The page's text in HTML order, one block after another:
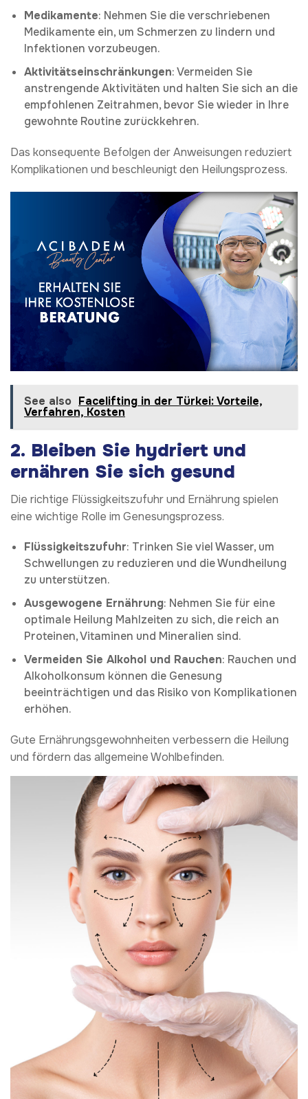
Medikamente: Nehmen Sie die verschriebenen
Medikamente ein, um Schmerzen zu lindern und
Infektionen vorzubeugen.
Aktivitätseinschränkungen: Vermeiden Sie
anstrengende Aktivitäten und halten Sie sich an die
empfohlenen Zeitrahmen, bevor Sie wieder in Ihre
gewohnte Routine zurückkehren.
Das konsequente Befolgen der Anweisungen reduziert
Komplikationen und beschleunigt den Heilungsprozess.
See also Facelifting in der Türkei: Vorteile,
Verfahren, Kosten
2. Bleiben Sie hydriert und
ernähren Sie sich gesund
Die richtige Flüssigkeitszufuhr und Ernährung spielen
eine wichtige Rolle im Genesungsprozess.
Flüssigkeitszufuhr: Trinken Sie viel Wasser, um
Schwellungen zu reduzieren und die Wundheilung
zu unterstützen.
Ausgewogene Ernährung: Nehmen Sie für eine
optimale Heilung Mahlzeiten zu sich, die reich an
Proteinen, Vitaminen und Mineralien sind.
Vermeiden Sie Alkohol und Rauchen: Rauchen und
Alkoholkonsum können die Genesung
beeinträchtigen und das Risiko von Komplikationen
erhöhen.
Gute Ernährungsgewohnheiten verbessern die Heilung
und fördern das allgemeine Wohlbefinden.